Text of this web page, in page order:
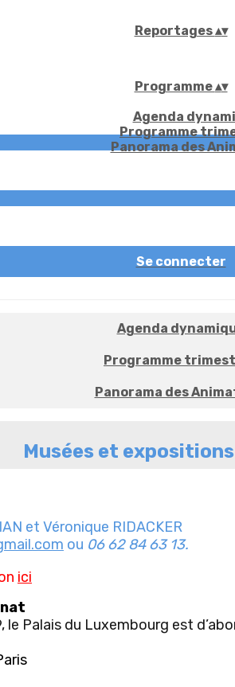
Reportages▴▾
Programme▴▾
Agenda
Programme
Panorama des
Se connecter
Agenda
Programme
Panorama des
Musées et expositions
et Véronique RIDACKER
ou 06 62 84 63 13.
ici
le Palais du Luxembourg est